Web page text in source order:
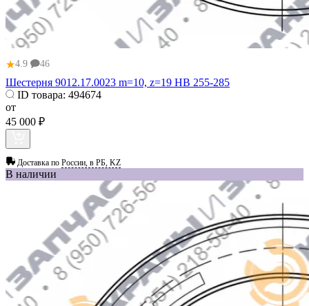
★4.9 46
Шестерня 9012.17.0023 m=10, z=19 HB 255-285
ID товара: 494674
от
45 000 ₽
Доставка по России, в РБ, KZ
В наличии